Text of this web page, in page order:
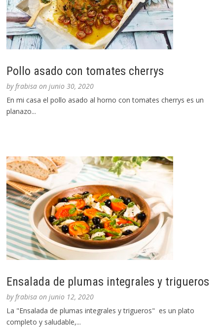
Pollo asado con tomates cherrys
byfrabisa onjunio 30, 2020
En mi casa el pollo asado al horno con tomates cherrys es un
planazo...
Ensalada de plumas integrales y trigueros
byfrabisa onjunio 12, 2020
La "Ensalada de plumas integrales y trigueros" es un plato
completo y saludable,...